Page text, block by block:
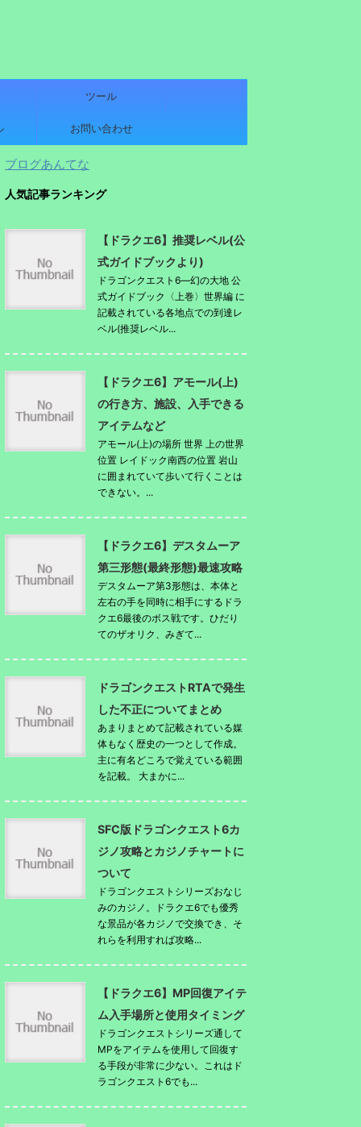
ツール
お問い合わせ
ブログあんてな
人気記事ランキング
【ドラクエ6】推奨レベル(公
式ガイドブックより)
ドラゴンクエスト6―幻の大地 公
式ガイドブック〈上巻〉世界編 に
記載されている各地点での到達レ
ベル(推奨レベル...
【ドラクエ6】アモール(上)
の行き方、施設、入手できる
アイテムなど
アモール(上)の場所 世界 上の世界
位置 レイドック南西の位置 岩山
に囲まれていて歩いて行くことは
できない。...
【ドラクエ6】デスタムーア
第三形態(最終形態)最速攻略
デスタムーア第3形態は、本体と
左右の手を同時に相手にするドラ
クエ6最後のボス戦です。ひだり
てのザオリク、みぎて...
ドラゴンクエストRTAで発生
した不正についてまとめ
あまりまとめて記載されている媒
体もなく歴史の一つとして作成。
主に有名どころで覚えている範囲
を記載。 大まかに...
SFC版ドラゴンクエスト6カ
ジノ攻略とカジノチャートに
ついて
ドラゴンクエストシリーズおなじ
みのカジノ。ドラクエ6でも優秀
な景品が各カジノで交換でき、そ
れらを利用すれば攻略...
【ドラクエ6】MP回復アイテ
ム入手場所と使用タイミング
ドラゴンクエストシリーズ通して
MPをアイテムを使用して回復す
る手段が非常に少ない。これはド
ラゴンクエスト6でも...